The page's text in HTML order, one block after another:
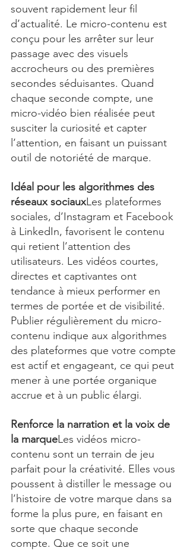
souvent rapidement leur fil
d’actualité. Le micro-contenu est
conçu pour les arrêter sur leur
passage avec des visuels
accrocheurs ou des premières
secondes séduisantes. Quand
chaque seconde compte, une
micro-vidéo bien réalisée peut
susciter la curiosité et capter
l’attention, en faisant un puissant
outil de notoriété de marque.
Idéal pour les algorithmes des
réseaux sociauxLes plateformes
sociales, d’Instagram et Facebook
à LinkedIn, favorisent le contenu
qui retient l’attention des
utilisateurs. Les vidéos courtes,
directes et captivantes ont
tendance à mieux performer en
termes de portée et de visibilité.
Publier régulièrement du micro-
contenu indique aux algorithmes
des plateformes que votre compte
est actif et engageant, ce qui peut
mener à une portée organique
accrue et à un public élargi.
Renforce la narration et la voix de
la marqueLes vidéos micro-
contenu sont un terrain de jeu
parfait pour la créativité. Elles vous
poussent à distiller le message ou
l’histoire de votre marque dans sa
forme la plus pure, en faisant en
sorte que chaque seconde
compte. Que ce soit une